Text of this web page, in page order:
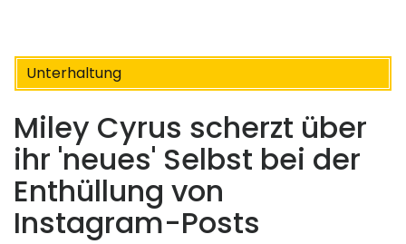
Unterhaltung
Miley Cyrus scherzt über
ihr 'neues' Selbst bei der
Enthüllung von
Instagram-Posts